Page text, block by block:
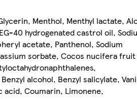
Menthol, Menthyl lactate,
40 hydrogenated castrol oil,
acetate, Panthenol, Sodium
sorbate, Cocos nucifera fruit
alcohol, Benzyl salicylate,
Coumarin, Limonene,